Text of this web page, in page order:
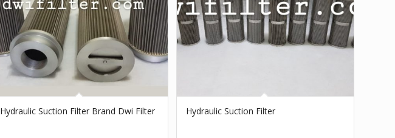
Hydraulic Suction Filter Brand Dwi Filter Hydraulic Suction Filter